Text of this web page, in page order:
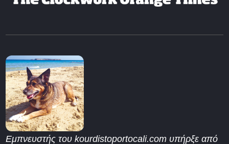
Εμπνευστής του kourdistoportocali.com υπήρξε από